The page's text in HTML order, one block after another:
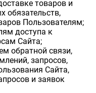
товаров и
обязательств,
Пользователям;
доступа к
Сайта;
обратной связи,
запросов,
Сайта,
и заявок